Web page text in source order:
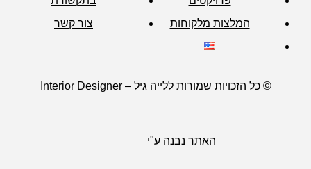
המלצות מלקוחות
צור קשר
© כל הזכויות שמורות ללייה גיל – Interior Designer
האתר נבנה ע"י